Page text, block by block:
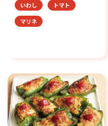
いわし
トマト
マリネ